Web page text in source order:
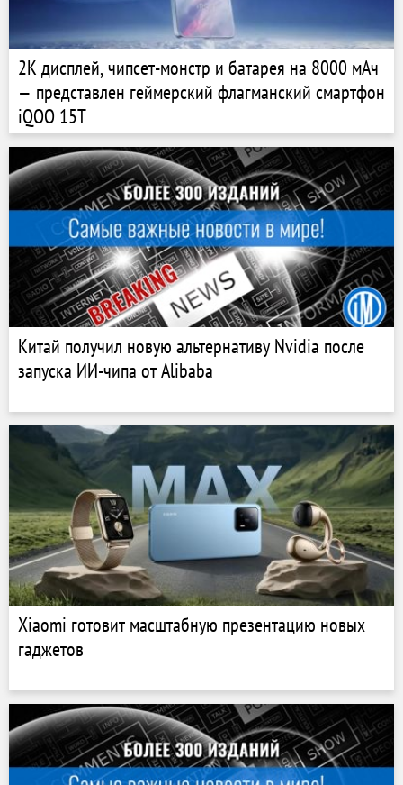
2K дисплей, чипсет-монстр и батарея на 8000 мАч
— представлен геймерский флагманский смартфон
iQOO 15T
Китай получил новую альтернативу Nvidia после
запуска ИИ-чипа от Alibaba
Xiaomi готовит масштабную презентацию новых
гаджетов